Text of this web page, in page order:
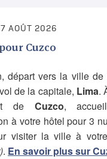
AOÛT 2026
Cuzco
départ vers la ville
de la capitale, Lima.
de Cuzco,
à votre hôtel pour 3
visiter la ville à
. En savoir plus sur